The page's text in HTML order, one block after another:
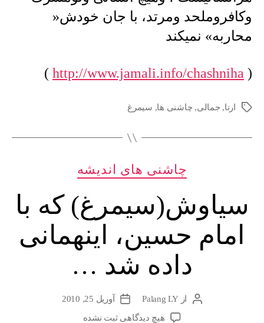
خودش
جان
وکافروملحد ومرتد، با جان خودش«
محاربه» نمیکند
(
http://www.jamali.info/chashniha
)
برچسب‌ها
ارتا, جمالی, چاشنی ها, سیمرغ
دسته‌ها
چاشنی های اندیشه
سیاوش(سیمرغ) که با
امام حسین، اینهمانی
داده شد …
نویسندهٔ
نوشته
ازPalang LY
تاریخآوریل 25, 2010
هیچ دیدگاهیبرای
ثبت نشده